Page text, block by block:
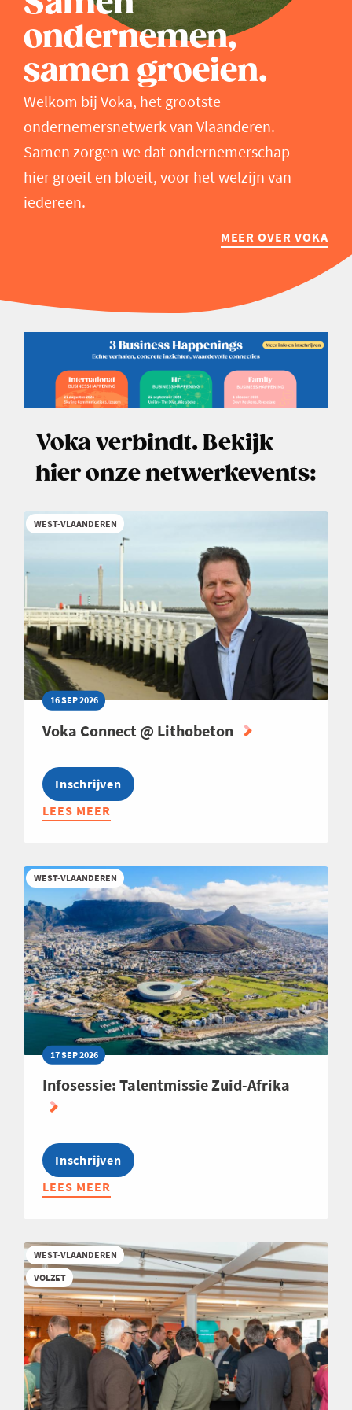
ondernemen,
samen groeien.
Welkom bij Voka, het grootste
ondernemersnetwerk van Vlaanderen.
Samen zorgen we dat ondernemerschap
hier groeit en bloeit, voor het welzijn van
iedereen.
MEER OVER VOKA
Voka verbindt. Bekijk
hier onze netwerkevents:
WEST-VLAANDEREN
16 SEP 2026
Voka Connect @ Lithobeton
Inschrijven
LEES MEER
ABOUT
@
LITHOBETON
WEST-VLAANDEREN
17 SEP 2026
Infosessie: Talentmissie Zuid-Afrika
Inschrijven
LEES MEER
ABOUT
ZUID-
AFRIKA
WEST-VLAANDEREN
VOLZET